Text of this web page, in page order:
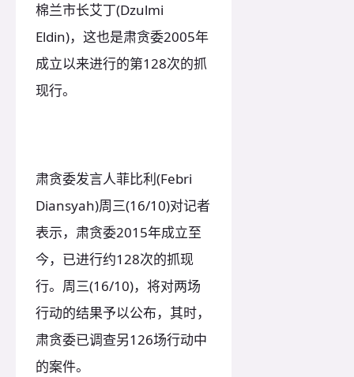
棉兰市长艾丁(Dzulmi
Eldin)，这也是肃贪委2005年
成立以来进行的第128次的抓
现行。
肃贪委发言人菲比利(Febri
Diansyah)周三(16/10)对记者
表示，肃贪委2015年成立至
今，已进行约128次的抓现
行。周三(16/10)，将对两场
行动的结果予以公布，其时，
肃贪委已调查另126场行动中
的案件。